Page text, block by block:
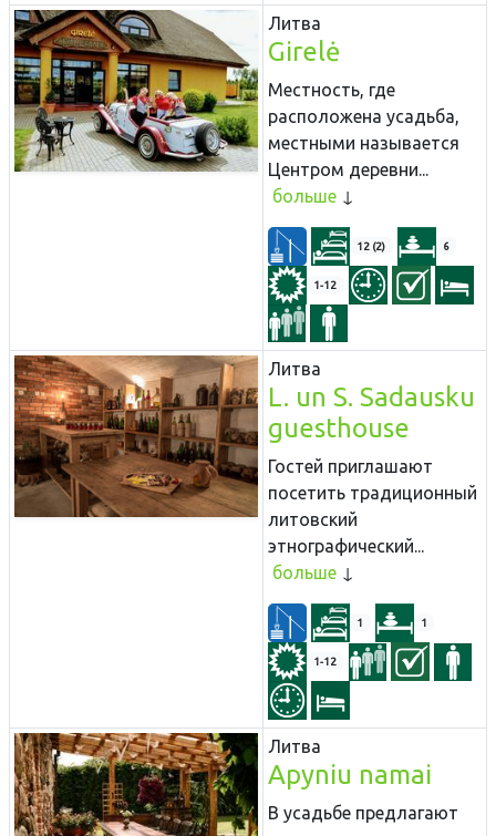
Литва
Girelė
Местность, где
расположена усадьба,
местными называется
Центром деревни...
больше
12 (2) 6
1-12
Литва
L. un S. Sadausku
guesthouse
Гостей приглашают
посетить традиционный
литовский
этнографический...
больше
1 1
1-12
Литва
Apyniu namai
В усадьбе предлагают